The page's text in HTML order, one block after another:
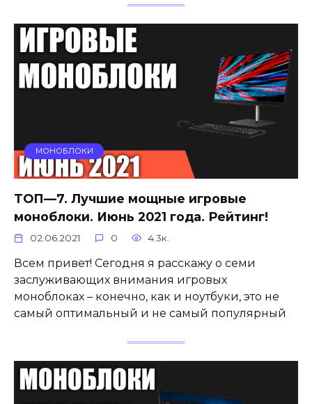
МОНОБЛОКИ
ТОП—7. Лучшие мощные игровые
моноблоки. Июнь 2021 года. Рейтинг!
02.06.2021 0 4.3к.
Всем привет! Сегодня я расскажу о семи
заслуживающих внимания игровых
моноблоках – конечно, как и ноутбуки, это не
самый оптимальный и не самый популярный